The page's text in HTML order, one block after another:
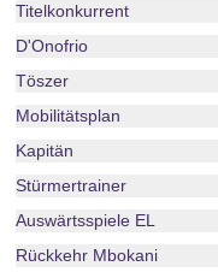
Titelkonkurrent
D'Onofrio
Töszer
Mobilitätsplan
Kapitän
Stürmertrainer
Auswärtsspiele EL
Rückkehr Mbokani